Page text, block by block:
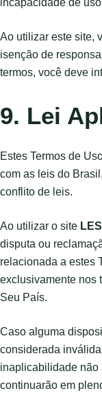
Ao utilizar este site,
isenção de
termos, você deve
9. Lei
Estes Termos de
com as leis do
conflito de leis.
Ao utilizar o site
disputa ou
relacionada a estes
exclusivamente nos
Seu País.
Caso alguma
considerada
inaplicabilidade não
continuarão em